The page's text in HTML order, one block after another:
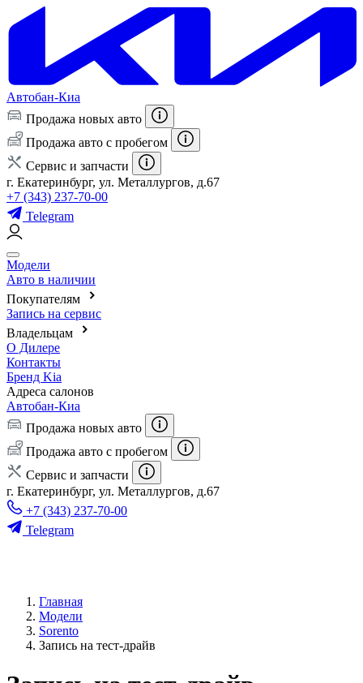
Автобан-Киа
Продажа новых авто
Продажа авто с пробегом
Сервис и запчасти
г. Екатеринбург, ул. Металлургов, д.67
+7 (343) 237-70-00
Telegram
Модели
Авто в наличии
Покупателям
Запись на сервис
Владельцам
О Дилере
Контакты
Бренд Kia
Адреса салонов
Автобан-Киа
Продажа новых авто
Продажа авто с пробегом
Сервис и запчасти
г. Екатеринбург, ул. Металлургов, д.67
+7 (343) 237-70-00
Telegram
Главная
Модели
Sorento
Запись на тест-драйв